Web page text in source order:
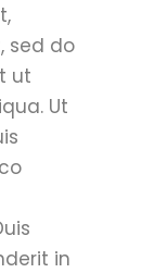
sed do
ut
Ut
in